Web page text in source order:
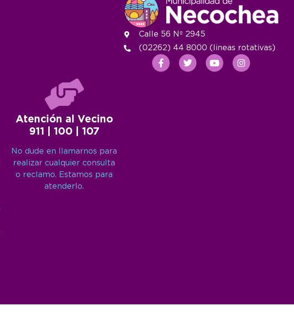
Atención al Vecino
911 | 100 | 107
No dude en llamarnos para
realizar cualquier consulta
o reclamo. Estamos para
atenderlo.
Calle 56 Nº 2945
(02262) 44 8000 (lineas rotativas)